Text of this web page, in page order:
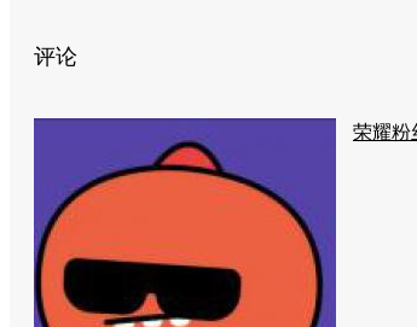
评论
荣耀粉